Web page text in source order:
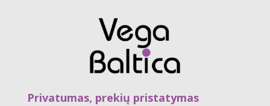
Privatumas, prekių pristatymas